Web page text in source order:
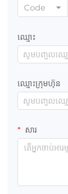
Code
ឈ្មោះ
ឈ្មោះក្រុមហ៊ុន
សារ